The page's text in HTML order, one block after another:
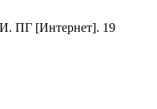
[Интернет]. 19